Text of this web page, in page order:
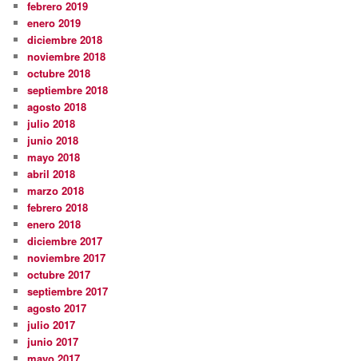
febrero 2019
enero 2019
diciembre 2018
noviembre 2018
octubre 2018
septiembre 2018
agosto 2018
julio 2018
junio 2018
mayo 2018
abril 2018
marzo 2018
febrero 2018
enero 2018
diciembre 2017
noviembre 2017
octubre 2017
septiembre 2017
agosto 2017
julio 2017
junio 2017
mayo 2017